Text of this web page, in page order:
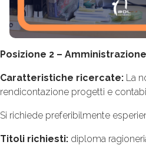
Posizione 2 – Amministrazione
Caratteristiche ricercate: La
rendicontazione progetti e
Si richiede preferibilmente
Titoli richiesti: diploma